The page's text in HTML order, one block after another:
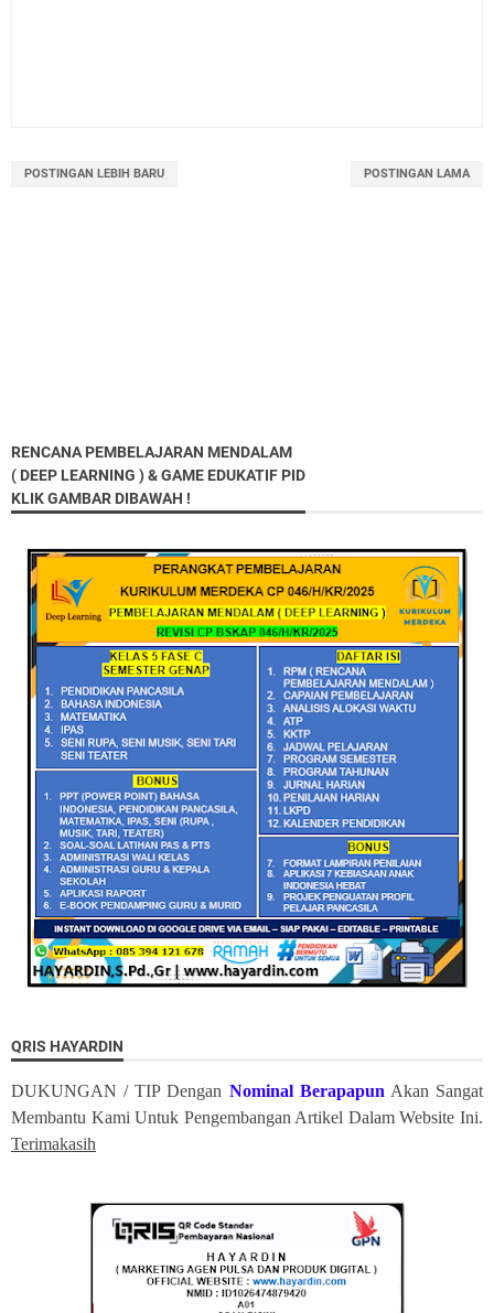
POSTINGAN LEBIH BARU POSTINGAN LAMA
RENCANA PEMBELAJARAN MENDALAM
( DEEP LEARNING ) & GAME EDUKATIF PID
KLIK GAMBAR DIBAWAH !
QRIS HAYARDIN
DUKUNGAN / TIP Dengan Nominal Berapapun Akan Sangat
Membantu Kami Untuk Pengembangan Artikel Dalam Website Ini.
Terimakasih